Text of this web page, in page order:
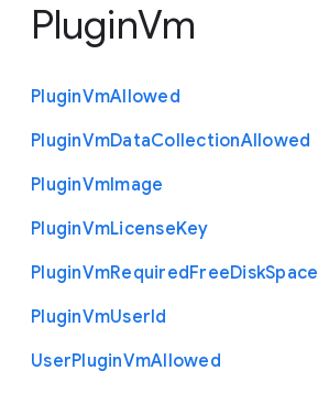
PluginVm
PluginVmAllowed
PluginVmDataCollectionAllowed
PluginVmImage
PluginVmLicenseKey
PluginVmRequiredFreeDiskSpace
PluginVmUserId
UserPluginVmAllowed